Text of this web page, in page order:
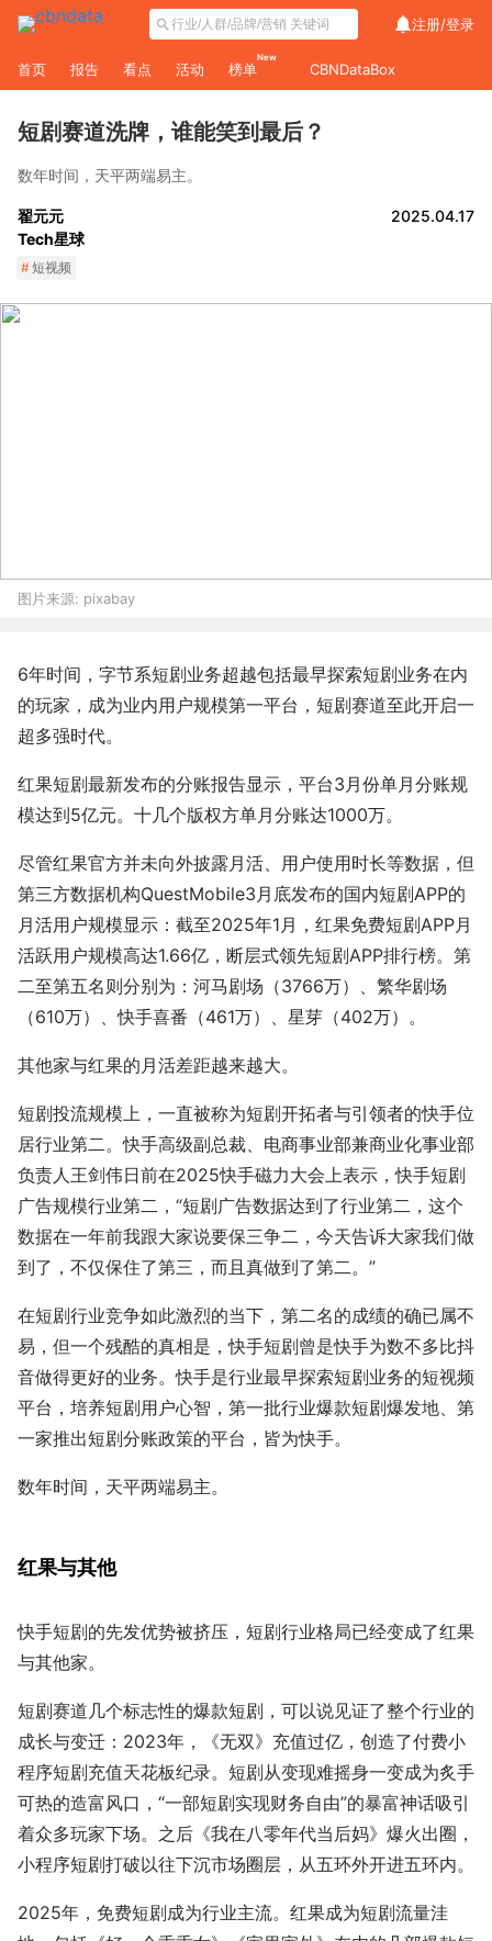
注册/登录
首页 报告 看点 活动 榜单
New
CBNDataBox
短剧赛道洗牌，谁能笑到最后？
数年时间，天平两端易主。
翟元元
Tech星球
2025.04.17
#短视频
图片来源: pixabay
6年时间，字节系短剧业务超越包括最早探索短剧业务在内
的玩家，成为业内用户规模第一平台，短剧赛道至此开启一
超多强时代。
红果短剧最新发布的分账报告显示，平台3月份单月分账规
模达到5亿元。十几个版权方单月分账达1000万。
尽管红果官方并未向外披露月活、用户使用时长等数据，但
第三方数据机构QuestMobile3月底发布的国内短剧APP的
月活用户规模显示：截至2025年1月，红果免费短剧APP月
活跃用户规模高达1.66亿，断层式领先短剧APP排行榜。第
二至第五名则分别为：河马剧场（3766万）、繁华剧场
（610万）、快手喜番（461万）、星芽（402万）。
其他家与红果的月活差距越来越大。
短剧投流规模上，一直被称为短剧开拓者与引领者的快手位
居行业第二。快手高级副总裁、电商事业部兼商业化事业部
负责人王剑伟日前在2025快手磁力大会上表示，快手短剧
广告规模行业第二，“短剧广告数据达到了行业第二，这个
数据在一年前我跟大家说要保三争二，今天告诉大家我们做
到了，不仅保住了第三，而且真做到了第二。”
在短剧行业竞争如此激烈的当下，第二名的成绩的确已属不
易，但一个残酷的真相是，快手短剧曾是快手为数不多比抖
音做得更好的业务。快手是行业最早探索短剧业务的短视频
平台，培养短剧用户心智，第一批行业爆款短剧爆发地、第
一家推出短剧分账政策的平台，皆为快手。
数年时间，天平两端易主。
红果与其他
快手短剧的先发优势被挤压，短剧行业格局已经变成了红果
与其他家。
短剧赛道几个标志性的爆款短剧，可以说见证了整个行业的
成长与变迁：2023年，《无双》充值过亿，创造了付费小
程序短剧充值天花板纪录。短剧从变现难摇身一变成为炙手
可热的造富风口，“一部短剧实现财务自由”的暴富神话吸引
着众多玩家下场。之后《我在八零年代当后妈》爆火出圈，
小程序短剧打破以往下沉市场圈层，从五环外开进五环内。
2025年，免费短剧成为行业主流。红果成为短剧流量洼